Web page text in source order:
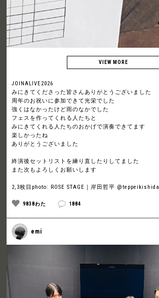
JOINALIVE2026
みにきてくださった皆さんありがとうございました
周年のお祝いに参加できて光栄でした
強くはなかったけど雨のなかでした
フェスを作ってくれる人たちと
みにきてくれる人たちのおかげで演奏できてます
楽しかったね
ありがとうございました
終演後セットリストを練り直したりしてました
また次もよろしくお願いします
2,3枚目photo: ROSE STAGE｜岸田哲平 @teppeikishida
9838わた 1884
emi